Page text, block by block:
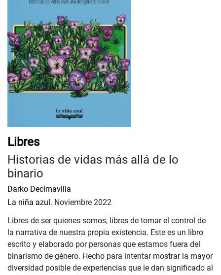
Libres
Historias de vidas más allá de lo
binario
Darko Decimavilla
La niña azul. Noviembre 2022
Libres de ser quienes somos, libres de tomar el control de
la narrativa de nuestra propia existencia. Este es un libro
escrito y elaborado por personas que estamos fuera del
binarismo de género. Hecho para intentar mostrar la mayor
diversidad posible de experiencias que le dan significado al